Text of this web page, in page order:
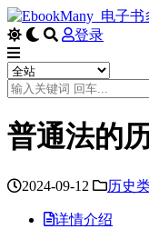
登录
普通法的
2024-09-12 历史
详情介绍